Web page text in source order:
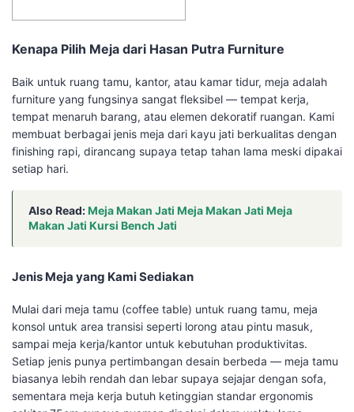
Kenapa Pilih Meja dari Hasan Putra Furniture
Baik untuk ruang tamu, kantor, atau kamar tidur, meja adalah
furniture yang fungsinya sangat fleksibel — tempat kerja,
tempat menaruh barang, atau elemen dekoratif ruangan. Kami
membuat berbagai jenis meja dari kayu jati berkualitas dengan
finishing rapi, dirancang supaya tetap tahan lama meski dipakai
setiap hari.
Also Read:Meja Makan Jati Meja Makan Jati Meja
Makan Jati Kursi Bench Jati
Jenis Meja yang Kami Sediakan
Mulai dari meja tamu (coffee table) untuk ruang tamu, meja
konsol untuk area transisi seperti lorong atau pintu masuk,
sampai meja kerja/kantor untuk kebutuhan produktivitas.
Setiap jenis punya pertimbangan desain berbeda — meja tamu
biasanya lebih rendah dan lebar supaya sejajar dengan sofa,
sementara meja kerja butuh ketinggian standar ergonomis